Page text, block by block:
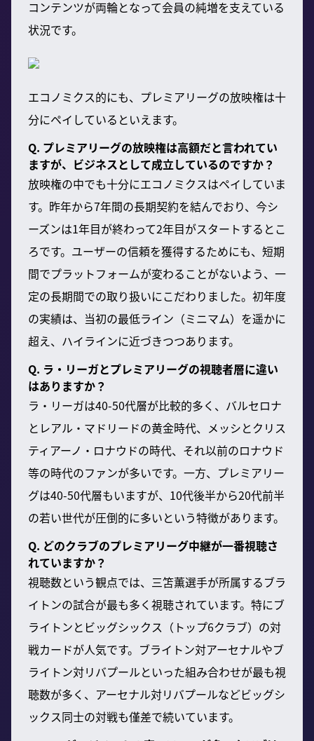
コンテンツが両輪となって会員の純増を支えている
状況です。
エコノミクス的にも、プレミアリーグの放映権は十
分にペイしているといえます。
Q. プレミアリーグの放映権は高額だと言われてい
ますが、ビジネスとして成立しているのですか？
放映権の中でも十分にエコノミクスはペイしていま
す。昨年から7年間の長期契約を結んでおり、今シ
ーズンは1年目が終わって2年目がスタートするとこ
ろです。ユーザーの信頼を獲得するためにも、短期
間でプラットフォームが変わることがないよう、一
定の長期間での取り扱いにこだわりました。初年度
の実績は、当初の最低ライン（ミニマム）を遥かに
超え、ハイラインに近づきつつあります。
Q. ラ・リーガとプレミアリーグの視聴者層に違い
はありますか？
ラ・リーガは40-50代層が比較的多く、バルセロナ
とレアル・マドリードの黄金時代、メッシとクリス
ティアーノ・ロナウドの時代、それ以前のロナウド
等の時代のファンが多いです。一方、プレミアリー
グは40-50代層もいますが、10代後半から20代前半
の若い世代が圧倒的に多いという特徴があります。
Q. どのクラブのプレミアリーグ中継が一番視聴さ
れていますか？
視聴数という観点では、三笘薫選手が所属するブラ
イトンの試合が最も多く視聴されています。特にブ
ライトンとビッグシックス（トップ6クラブ）の対
戦カードが人気です。ブライトン対アーセナルやブ
ライトン対リバプールといった組み合わせが最も視
聴数が多く、アーセナル対リバプールなどビッグシ
ックス同士の対戦も僅差で続いています。